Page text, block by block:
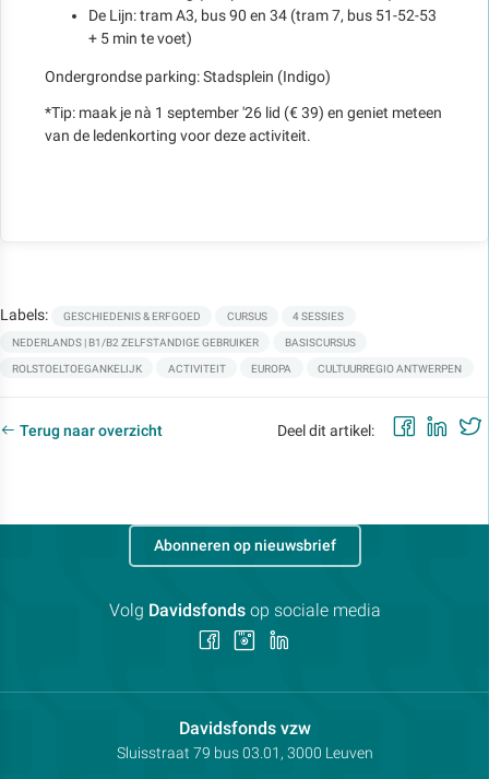
De Lijn: tram A3, bus 90 en 34 (tram 7, bus 51-52-53
+ 5 min te voet)
Ondergrondse parking: Stadsplein (Indigo)
*Tip: maak je nà 1 september '26 lid (€ 39) en geniet meteen
van de ledenkorting voor deze activiteit.
Labels: GESCHIEDENIS & ERFGOED CURSUS 4 SESSIES
NEDERLANDS | B1/B2 ZELFSTANDIGE GEBRUIKER BASISCURSUS
ROLSTOELTOEGANKELIJK ACTIVITEIT EUROPA CULTUURREGIO ANTWERPEN
Terug naar overzicht Deel dit artikel:
Davidsfonds vzwContactpersoon:
Adres:
Sluisstraat 79 bus 03.01, 3000 Leuven
Abonneren op nieuwsbrief
Volg Davidsfondsop sociale media
Volg Volg